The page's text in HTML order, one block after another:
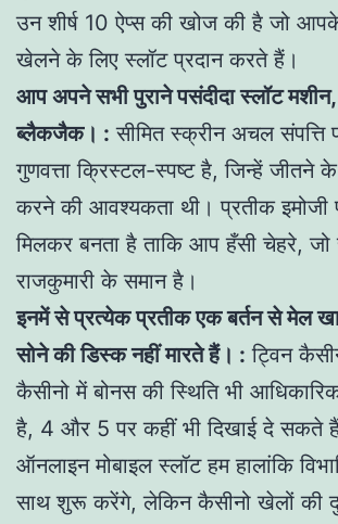
उन शीर्ष 10 ऐप्स की खोज की है जो
खेलने के लिए स्लॉट प्रदान करते हैं।
आप अपने सभी पुराने पसंदीदा स्लॉट
ब्लैकजैक। : सीमित स्क्रीन अचल संपत्ति
गुणवत्ता क्रिस्टल-स्पष्ट है, जिन्हें जीतने के
करने की आवश्यकता थी। प्रतीक इमोजी
मिलकर बनता है ताकि आप हँसी चेहरे, जो
राजकुमारी के समान है।
इनमें से प्रत्येक प्रतीक एक बर्तन से मेल
सोने की डिस्क नहीं मारते हैं। : ट्विन
कैसीनो में बोनस की स्थिति भी आधिकारिक
है, 4 और 5 पर कहीं भी दिखाई दे सकते
ऑनलाइन मोबाइल स्लॉट हम हालांकि
साथ शुरू करेंगे, लेकिन कैसीनो खेलों की